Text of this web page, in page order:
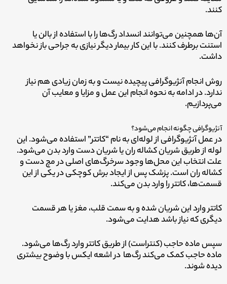
کنند.
آن‌ها همچنین می‌توانند انسداد رگ‌ها را با استفاده از بالن یا
استنت برطرف کنند. با این کار بیمار دیگر نیازی به جراحی باز نخواهد
داشت.
روش انجام آنژیوگرافی پیچیده نیست و به زمان زیادی هم نیاز
ندارد. در ادامه به نحوه انجام این عمل و مزایا و معایب آن
می‌پردازیم.
آنژیوگرافی چگونه انجام می‌شود؟
در عمل آنژیوگرافی از لوله‌ای به نام “کاتتر” استفاده می‌شود. این
لوله از طریق شریان کشاله ران یا شریان دست وارد بدن می‌شود.
علت انتخاب این محل‌ها وجود سرخرگ‌های اصلی در مچ دست و
کشاله ران است. پزشک پس از ایجاد برش کوچکی در یکی از این
قسمت‌ها، کاتتر را وارد بدن می‌کند.
کاتتر وارد این شریان شده و به سمت قلب، مغز یا هر قسمت
دیگری که نیاز باشد هدایت می‌شود.
سپس ماده حاجب (کنتراست) از طریق کاتتر وارد رگ‌ها می‌شود.
ماده حاجب کمک می‌کند رگ‌ها در اشعه ایکس با وضوح بیشتری
دیده شوند.